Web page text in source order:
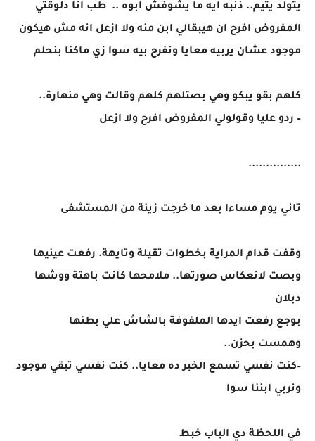
يتولد يتيم.. ذنبه ايه ما يشوفش ابوه .. طب انا دلوقتي
المفروض افرح ان هيبقالي ابن منه ولا ازعل انه مش هيكون
موجود عشان يربيه معايا ونفرح بيه سوا زي ماكنا بنحلم
كلهم بقو يبكو وهي بصتلهم كلهم وقالت وهي منهارة..
– ردو عليا وقولولي المفروض افرح ولا ازعل
...............
تاني يوم مساءا بعد ما خرجت زينة من المستشفى
وقفت قدام المراية بخطوات تقيلة وتايهة. رفعت عينيها
وبصت لانعكاس صورتها.. ملامحها كانت باهتة ووشها
دبلان
بوجع رفعت ايدها الملفوفة بالشاش علي بطنها
وهمست بحزن..
–كنت نفسي تسمع الخبر ده معايا.. كنت نفسي تبقي موجود
ونربي ابننا سوا
في اللحظة دي الباب خبط